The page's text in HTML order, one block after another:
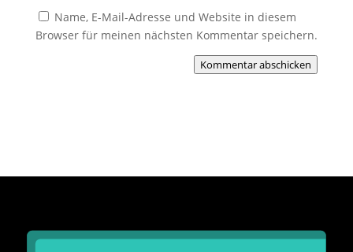
Name, E-Mail-Adresse und Website in diesem
Browser für meinen nächsten Kommentar speichern.
Kommentar abschicken